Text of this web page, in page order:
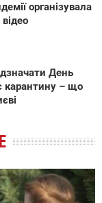
організувала
День
карантину – що